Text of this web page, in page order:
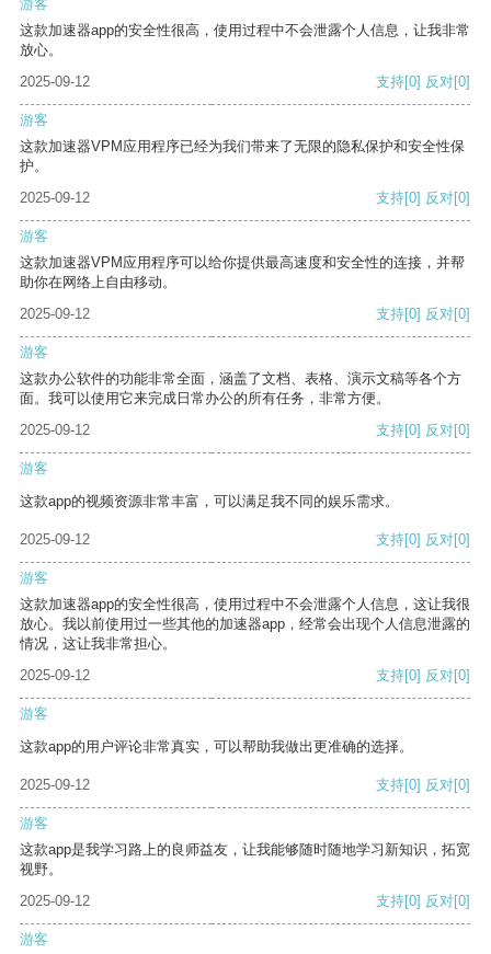
游客
这款加速器app的安全性很高，使用过程中不会泄露个人信息，让我非常
放心。
2025-09-12
支持[0] 反对[0]
游客
这款加速器VPM应用程序已经为我们带来了无限的隐私保护和安全性保
护。
2025-09-12
支持[0] 反对[0]
游客
这款加速器VPM应用程序可以给你提供最高速度和安全性的连接，并帮
助你在网络上自由移动。
2025-09-12
支持[0] 反对[0]
游客
这款办公软件的功能非常全面，涵盖了文档、表格、演示文稿等各个方
面。我可以使用它来完成日常办公的所有任务，非常方便。
2025-09-12
支持[0] 反对[0]
游客
这款app的视频资源非常丰富，可以满足我不同的娱乐需求。
2025-09-12 支持[0] 反对[0]
游客
这款加速器app的安全性很高，使用过程中不会泄露个人信息，这让我很
放心。我以前使用过一些其他的加速器app，经常会出现个人信息泄露的
情况，这让我非常担心。
2025-09-12
支持[0] 反对[0]
游客
这款app的用户评论非常真实，可以帮助我做出更准确的选择。
2025-09-12 支持[0] 反对[0]
游客
这款app是我学习路上的良师益友，让我能够随时随地学习新知识，拓宽
视野。
2025-09-12
支持[0] 反对[0]
游客